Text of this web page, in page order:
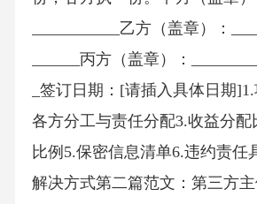
___________乙方（盖章）：
______丙方（盖章）：
_签订日期：[请插入具体日期
各方分工与责任分配3.收益分配
比例5.保密信息清单6.违约责任
解决方式第二篇范文：第三方